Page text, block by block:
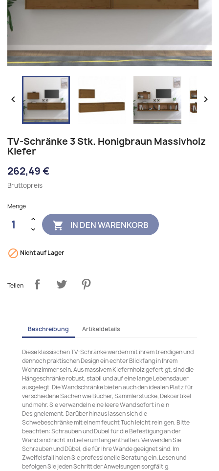
 
TV-Schränke 3 Stk. Honigbraun Massivholz
Kiefer
262,49 €
Bruttopreis
Menge
 IN DEN WARENKORB
 Nicht auf Lager
Teilen
Beschreibung Artikeldetails
Diese klassischen TV-Schränke werden mit ihrem trendigen und
dennoch praktischen Design ein echter Blickfang in Ihrem
Wohnzimmer sein. Aus massivem Kiefernholz gefertigt, sind die
Hängeschränke robust, stabil und auf eine lange Lebensdauer
ausgelegt. Die Wandschränke bieten auch den idealen Platz für
verschiedene Sachen wie Bücher, Sammlerstücke, Dekoartikel
und mehr. Sie verwandeln eine leere Wand sofort in ein
Designelement. Darüber hinaus lassen sich die
Schwebeschränke mit einem feucht Tuch leicht reinigen. Bitte
beachten: Schrauben und Dübel für die Befestigung an der
Wand sind nicht im Lieferumfang enthalten. Verwenden Sie
Schrauben und Dübel, die für Ihre Wände geeignet sind. Im
Zweifelsfall holen Sie professionelle Beratung ein. Lesen und
befolgen Sie jeden Schritt der Anweisungen sorgfältig.